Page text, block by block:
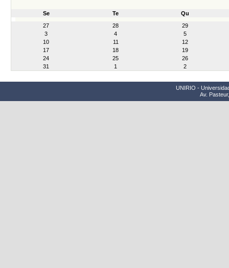
Se Te
Qu
27
28
29
3
4
5
10
11
12
17
18
19
24
25
26
31
1 2
UNIRIO -
Av.